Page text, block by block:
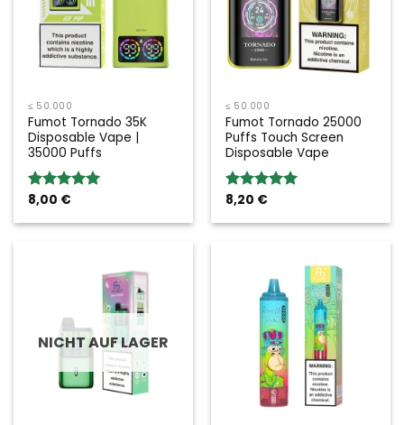
≤ 50.000
Fumot Tornado 35K
Disposable Vape |
35000 Puffs
Bewertung:
8,00 €
≤ 50.000
Fumot Tornado 25000
Puffs Touch Screen
Disposable Vape
Bewertung:
8,20 €
NICHT AUF LAGER